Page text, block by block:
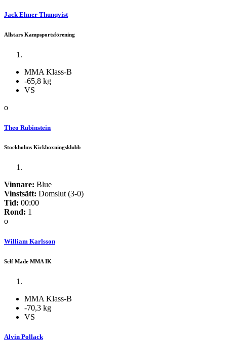
Jack Elmer Thunqvist
Allstars Kampsportsförening
MMA Klass-B
-65,8 kg
VS
o
Theo Rubinstein
Stockholms Kickboxningsklubb
Vinnare: Blue
Vinstsätt: Domslut (3-0)
Tid: 00:00
Rond: 1
o
William Karlsson
Self Made MMA IK
MMA Klass-B
-70,3 kg
VS
Alvin Pollack